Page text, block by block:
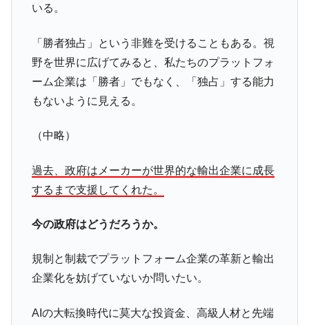
いる。
「勝者独占」という非難を受けることもある。視
野を世界に広げてみると、私たちのプラットフォ
ーム企業は「勝者」でもなく、「独占」する能力
もないように見える。
（中略）
過去、政府はメーカーが世界的な輸出企業に成長
するまで支援してくれた。
今の政府はどうだろうか。
規制と制裁でプラットフォーム企業の革新と輸出
企業化を妨げていないか問いたい。
AIの大転換時代に莫大な投資金、高級人材と先端